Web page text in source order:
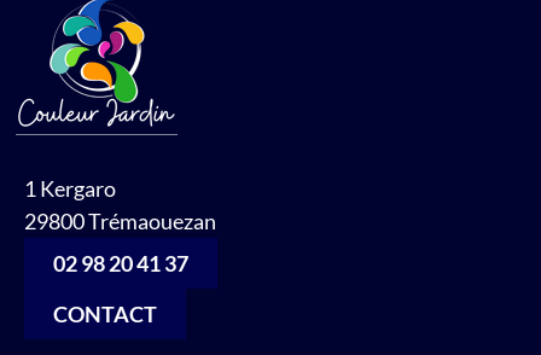
1 Kergaro
29800 Trémaouezan
02 98 20 41 37
CONTACT